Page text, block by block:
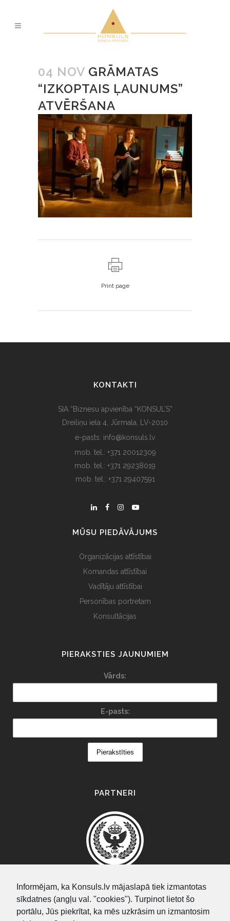
Informējam, ka Konsuls.lv mājaslapā tiek izmantotas
sīkdatnes (angļu val. "cookies"). Turpinot lietot šo
portālu, Jūs piekrītat, ka mēs uzkrāsim un izmantosim
04 NOV GRĀMATAS
“IZKOPTAIS ĻAUNUMS”
ATVĒRŠANA
Print page
KONTAKTI
SIA “Biznesu apvienība “KONSUL’S”
Dreiliņu iela 4, Jūrmala, LV-2010
e-pasts: info@konsuls.lv
mob. tel.: +371 20012309
mob. tel.: +371 29238019
mob. tel.: +371 29407591
MŪSU PIEDĀVĀJUMS
Organizācijas attīstībai
Komandas attīstībai
Vadītāju attīstībai
Personības portretam
Konsultācijas
PIERAKSTIES JAUNUMIEM
Vārds:
E-pasts:
PARTNERI
SEARCH